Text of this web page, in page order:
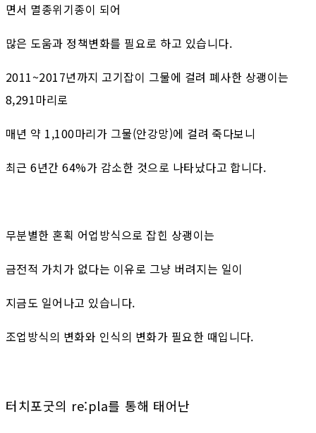
면서 멸종위기종이 되어
많은 도움과 정책변화를 필요로 하고 있습니다.
2011~2017년까지 고기잡이 그물에 걸려 폐사한 상괭이는
8,291마리로
매년 약 1,100마리가 그물(안강망)에 걸려 죽다보니
최근 6년간 64%가 감소한 것으로 나타났다고 합니다.
무분별한 혼획 어업방식으로 잡힌 상괭이는
금전적 가치가 없다는 이유로 그냥 버려지는 일이
지금도 일어나고 있습니다.
조업방식의 변화와 인식의 변화가 필요한 때입니다.
터치포굿의 re:pla를 통해 태어난